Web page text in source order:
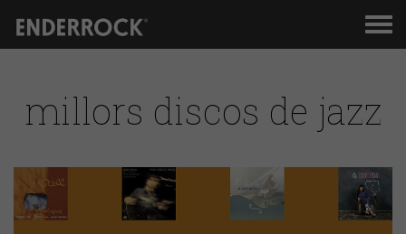
millors discos de jazz